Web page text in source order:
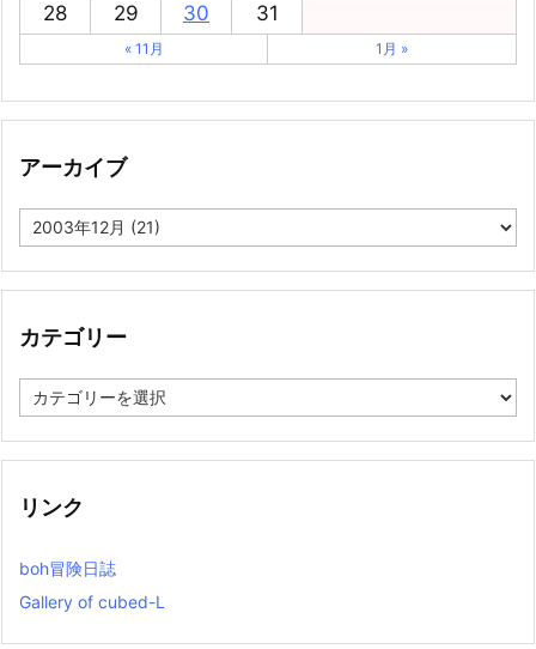
28
29 30 31
« 11月 1月 »
アーカイブ
ア
ー
イ
カテゴリー
テ
リ
リンク
boh冒険日誌
Gallery of cubed-L